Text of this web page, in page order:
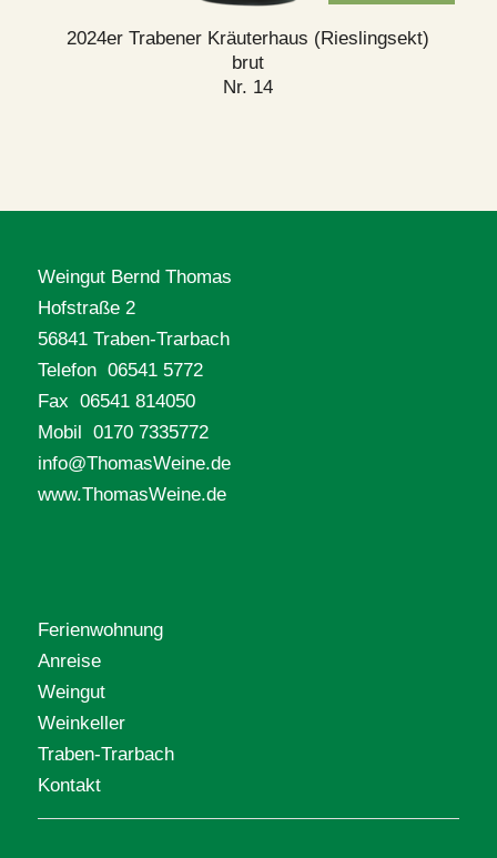
2024er Trabener Kräuterhaus (Rieslingsekt)
brut
Nr. 14
Weingut Bernd Thomas
Hofstraße 2
56841 Traben-Trarbach
Telefon 06541 5772
Fax 06541 814050
Mobil 0170 7335772
info@ThomasWeine.de
www.ThomasWeine.de
Ferienwohnung
Anreise
Weingut
Weinkeller
Traben-Trarbach
Kontakt